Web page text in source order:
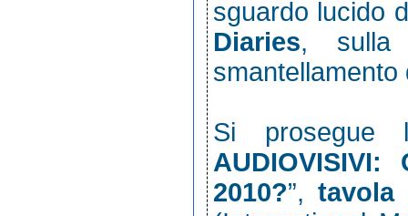
sguardo lucido
Diaries, sulla
Si
2010?”, tavola